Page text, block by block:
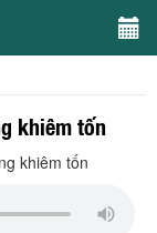
khiêm tốn